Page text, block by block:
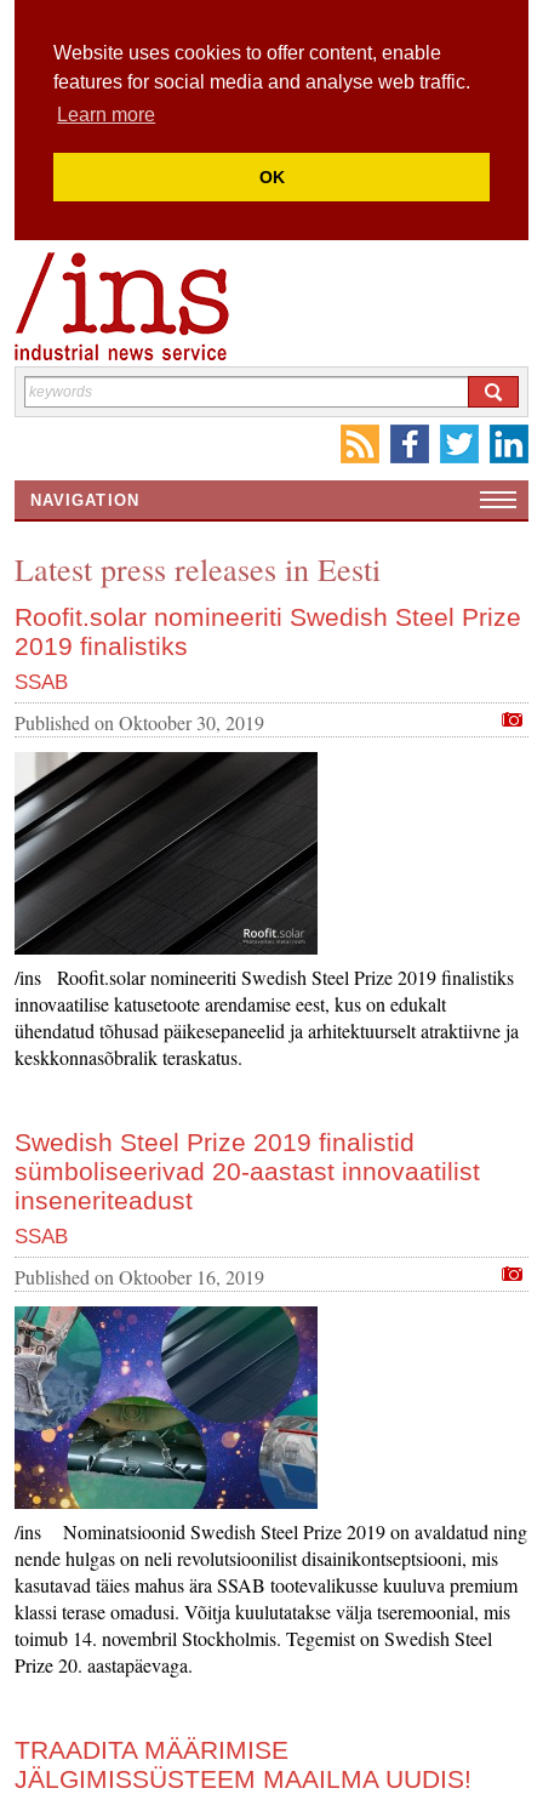
Website uses cookies to offer content, enable
features for social media and analyse web traffic.
Learn more
OK
NAVIGATION
CONTACT US
INS MAIN WEBSITE
ABOUT US
Latest press releases in Eesti
Roofit.solar nomineeriti Swedish Steel Prize
2019 finalistiks
SSAB
Published on Oktoober 30, 2019
/ins Roofit.solar nomineeriti Swedish Steel Prize 2019 finalistiks
innovaatilise katusetoote arendamise eest, kus on edukalt
ühendatud tõhusad päikesepaneelid ja arhitektuurselt atraktiivne ja
keskkonnasõbralik teraskatus.
Swedish Steel Prize 2019 finalistid
sümboliseerivad 20-aastast innovaatilist
inseneriteadust
SSAB
Published on Oktoober 16, 2019
/ins Nominatsioonid Swedish Steel Prize 2019 on avaldatud ning
nende hulgas on neli revolutsioonilist disainikontseptsiooni, mis
kasutavad täies mahus ära SSAB tootevalikusse kuuluva premium
klassi terase omadusi. Võitja kuulutatakse välja tseremoonial, mis
toimub 14. novembril Stockholmis. Tegemist on Swedish Steel
Prize 20. aastapäevaga.
TRAADITA MÄÄRIMISE
JÄLGIMISSÜSTEEM MAAILMA UUDIS!